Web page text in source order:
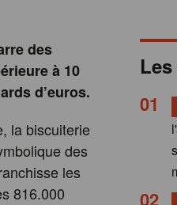
des
à 10
d’euros.
la biscuiterie
des
les
816.000